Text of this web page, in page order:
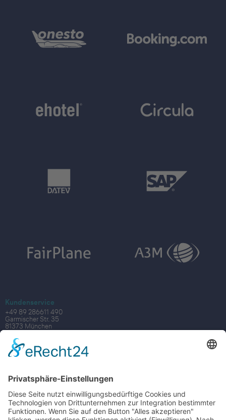
Kundenservice
+49 89 286611 490
Garmischer Str. 35
81373 München
Mo - Fr von 08:00-18:00 Uhr
digital@lcc-alr.de
Sales
Produkt
Leistungen
Buchung
Management
Media